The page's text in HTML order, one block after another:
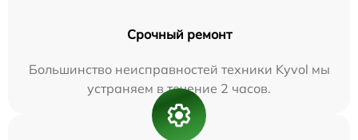
Срочный ремонт
Большинство неисправностей техники Kyvol мы
устраняем в течение 2 часов.